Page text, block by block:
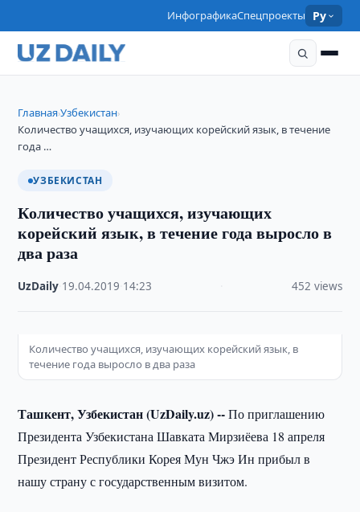
ИнфографикаСпецпроекты Ру
Главная›Узбекистан›
Количество учащихся, изучающих корейский язык, в течение
года …
УЗБЕКИСТАН
Количество учащихся, изучающих
корейский язык, в течение года выросло в
два раза
UzDaily 19.04.2019 14:23 452 views
Количество учащихся, изучающих корейский язык, в
течение года выросло в два раза
Ташкент, Узбекистан (UzDaily.uz) --По приглашению
Президента Узбекистана Шавката Мирзиёева 18 апреля
Президент Республики Корея Мун Чжэ Ин прибыл в
нашу страну с государственным визитом.